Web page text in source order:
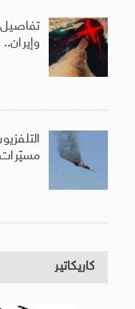
كاريكاتير